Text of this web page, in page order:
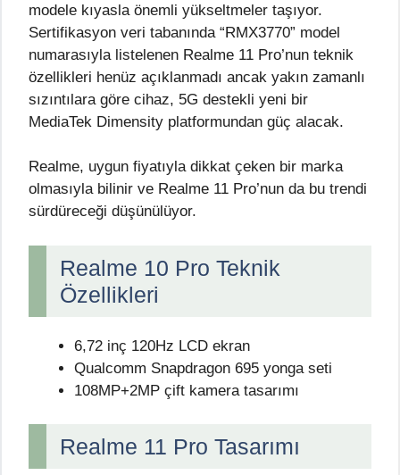
modele kıyasla önemli yükseltmeler taşıyor.
Sertifikasyon veri tabanında “RMX3770” model
numarasıyla listelenen Realme 11 Pro’nun teknik
özellikleri henüz açıklanmadı ancak yakın zamanlı
sızıntılara göre cihaz, 5G destekli yeni bir
MediaTek Dimensity platformundan güç alacak.
Realme, uygun fiyatıyla dikkat çeken bir marka
olmasıyla bilinir ve Realme 11 Pro’nun da bu trendi
sürdüreceği düşünülüyor.
Realme 10 Pro Teknik
Özellikleri
6,72 inç 120Hz LCD ekran
Qualcomm Snapdragon 695 yonga seti
108MP+2MP çift kamera tasarımı
Realme 11 Pro Tasarımı